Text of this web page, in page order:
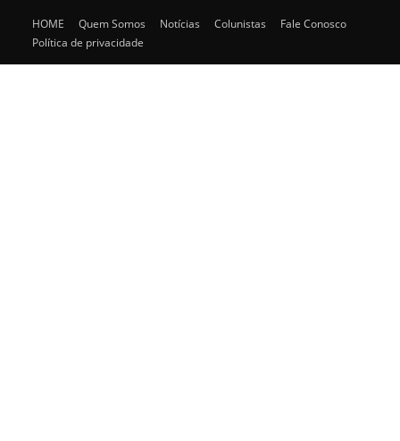
HOME Quem Somos Notícias Colunistas
Fale Conosco
Política de privacidade